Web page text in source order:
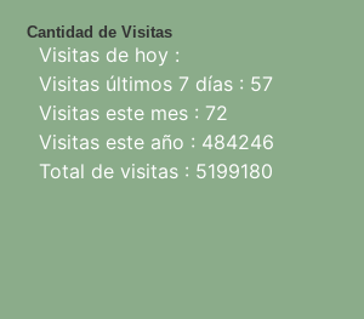
Cantidad de Visitas
Visitas de hoy :
Visitas últimos 7 días : 57
Visitas este mes : 72
Visitas este año : 484246
Total de visitas : 5199180